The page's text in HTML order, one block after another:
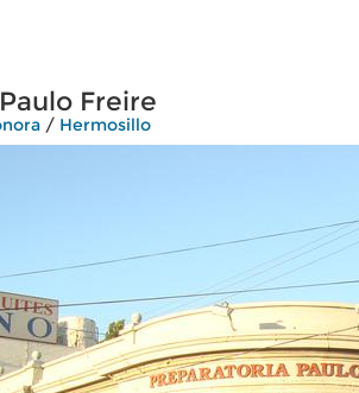
Freire
/ Hermosillo